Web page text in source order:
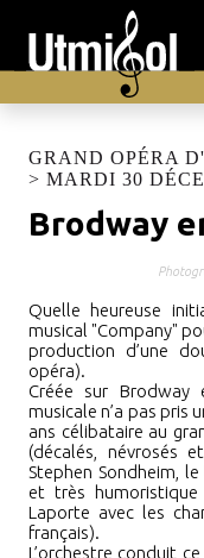
GRAND OPÉRA
> MARDI 30
Brodway
Quelle heureuse
musical "Company"
production d’une
opéra).
Créée sur Brodway
musicale n’a pas pris
ans célibataire au
(décalés, névrosés
Stephen Sondheim,
et très
Laporte avec les
français).
L’orchestre conduit